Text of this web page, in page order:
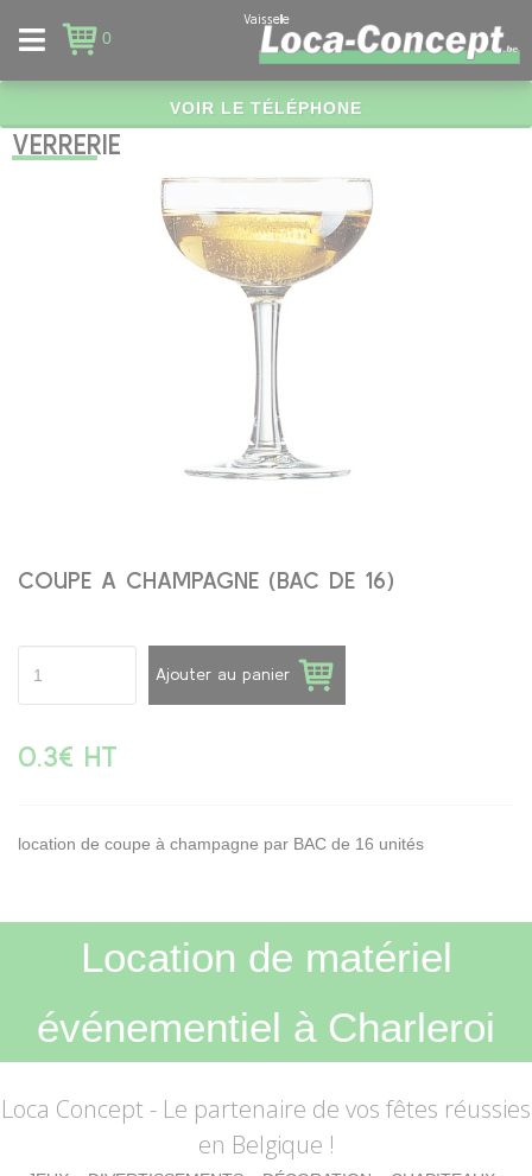
0
Vaisselle
VOIR LE TÉLÉPHONE
VERRERIE
COUPE A CHAMPAGNE (BAC DE 16)
Ajouter au panier
0.3€ HT
location de coupe à champagne par BAC de 16 unités
Location de matériel
événementiel à Charleroi
Loca Concept - Le partenaire de vos fêtes réussies
en Belgique !
Panneau de gestion des cookies